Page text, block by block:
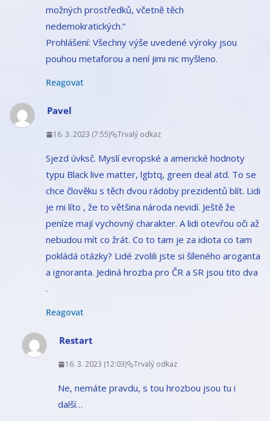
možných prostředků, včetně těch
nedemokratických.“
Prohlášení: Všechny výše uvedené výroky jsou
pouhou metaforou a není jimi nic myšleno.
Reagovat
Pavel
16. 3. 2023 (7:55) Trvalý odkaz
Sjezd úvksč. Myslí evropské a americké hodnoty
typu Black live matter, lgbtq, green deal atd. To se
chce člověku s těch dvou rádoby prezidentů blít. Lidi
je mi líto , že to většina národa nevidí. Ještě že
peníze mají vychovný charakter. A lidi otevřou oči až
nebudou mít co žrát. Co to tam je za idiota co tam
pokládá otázky? Lidé zvolili jste si šíleného aroganta
a ignoranta. Jediná hrozba pro ČR a SR jsou tito dva
.
Reagovat
Restart
16. 3. 2023 (12:03) Trvalý odkaz
Ne, nemáte pravdu, s tou hrozbou jsou tu i
další…